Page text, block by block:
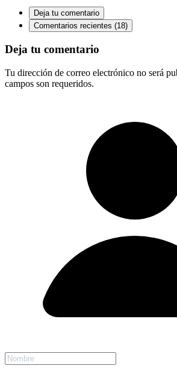
Deja tu comentario
Comentarios recientes (18)
Deja tu comentario
Tu dirección de correo electrónico no será
campos son requeridos.